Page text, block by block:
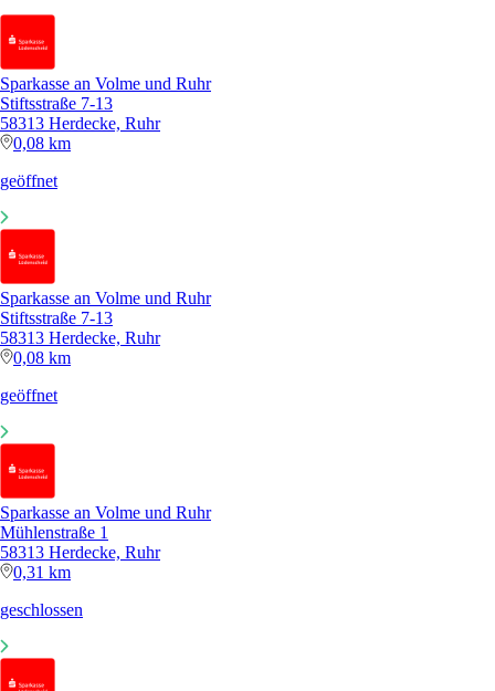
Sparkasse an Volme und Ruhr
Stiftsstraße 7-13
58313 Herdecke, Ruhr
0,08 km
geöffnet
Sparkasse an Volme und Ruhr
Stiftsstraße 7-13
58313 Herdecke, Ruhr
0,08 km
geöffnet
Sparkasse an Volme und Ruhr
Mühlenstraße 1
58313 Herdecke, Ruhr
0,31 km
geschlossen